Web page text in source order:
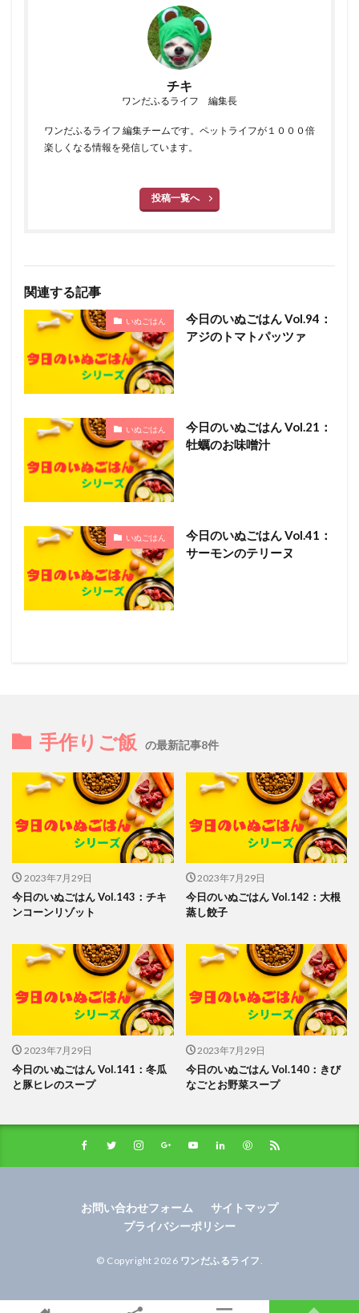
チキ
ワンだふるライフ 編集長
ワンだふるライフ 編集チームです。ペットライフが１０００倍
楽しくなる情報を発信しています。
投稿一覧へ
関連する記事
いぬごはん
今日のいぬごはん Vol.94：
アジのトマトパッツァ
いぬごはん
今日のいぬごはん Vol.21：
牡蠣のお味噌汁
いぬごはん
今日のいぬごはん Vol.41：
サーモンのテリーヌ
手作りご飯 の最新記事8件
2023年7月29日
今日のいぬごはん Vol.143：チキ
ンコーンリゾット
2023年7月29日
今日のいぬごはん Vol.142：大根
蒸し餃子
2023年7月29日
今日のいぬごはん Vol.141：冬瓜
と豚ヒレのスープ
2023年7月29日
今日のいぬごはん Vol.140：きび
なごとお野菜スープ
お問い合わせフォーム
サイトマップ
プライバシーポリシー
© Copyright 2026 ワンだふるライフ